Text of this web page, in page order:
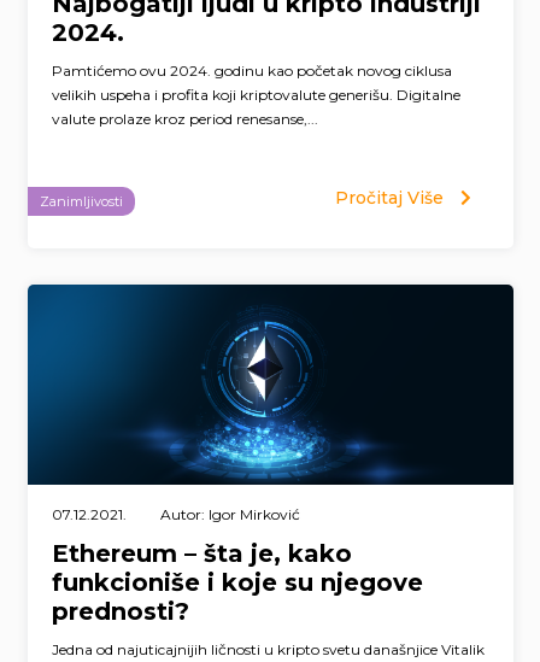
2024.
Pamtićemo ovu 2024. godinu kao početak novog ciklusa
velikih uspeha i profita koji kriptovalute generišu. Digitalne
valute prolaze kroz period renesanse,...
Zanimljivosti Pročitaj Više
07.12.2021. Autor: Igor Mirković
Ethereum – šta je, kako
funkcioniše i koje su njegove
prednosti?
Jedna od najuticajnijih ličnosti u kripto svetu današnjice Vitalik